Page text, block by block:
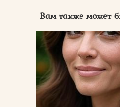
Вам также может